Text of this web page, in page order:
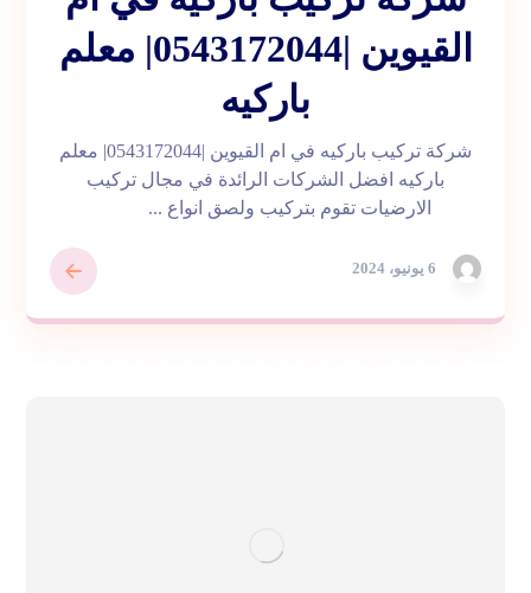
القيوين |0543172044| معلم
باركيه
6 يونيو، 2024
شركة تركيب باركيه في ام القيوين |0543172044| معلم
باركيه افضل الشركات الرائدة في مجال تركيب
الارضيات تقوم بتركيب ولصق انواع ...